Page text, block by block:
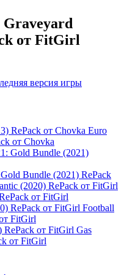
Graveyard
от FitGirl
версия игры
Euro
от Chovka
Bundle (2021) RePack
от FitGirl
Football
FitGirl
Gas
от FitGirl